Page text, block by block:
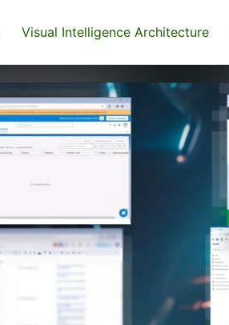
Visual Intelligence Architecture